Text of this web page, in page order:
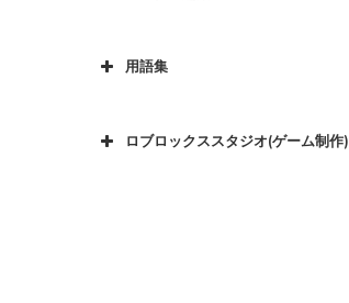
用語集
ロブロックススタジオ(ゲーム制作)